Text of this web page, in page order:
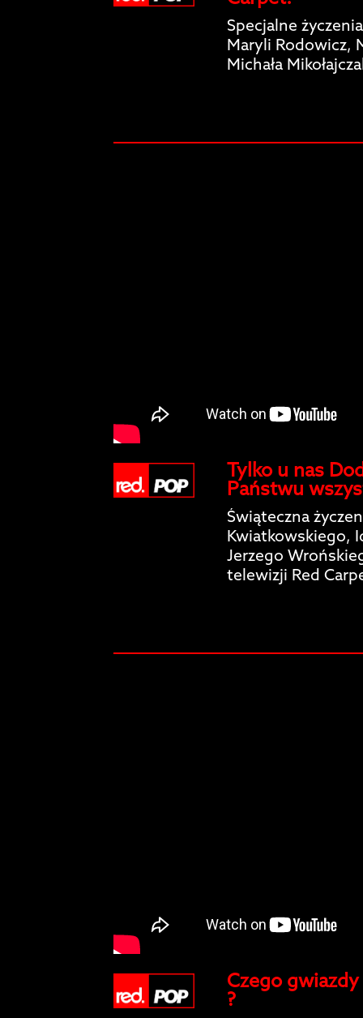
Specjalne
Maryli Rodowicz,
Michała
Tylko u nas
Państwu
Świąteczna
Kwiatkowskiego,
Jerzego
telewizji Red
Czego
?